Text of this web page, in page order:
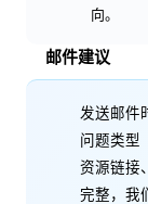
向。
邮件建议
发送邮件
问题类型
资源链接
完整，我